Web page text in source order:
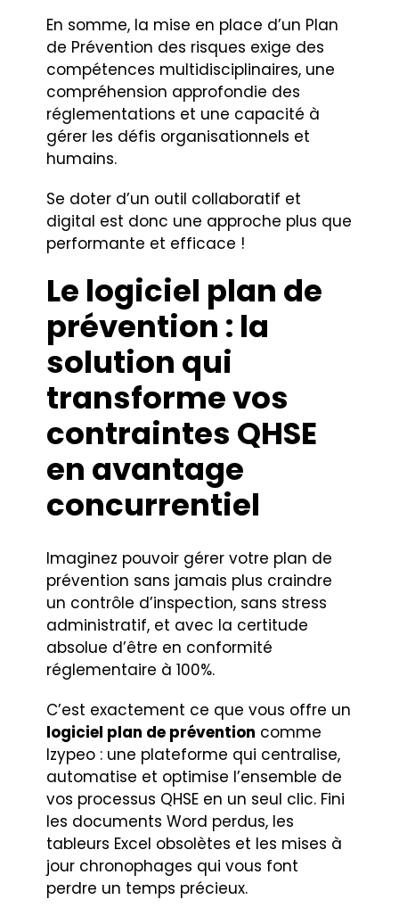
En somme, la mise en place d’un Plan
de Prévention des risques exige des
compétences multidisciplinaires, une
compréhension approfondie des
réglementations et une capacité à
gérer les défis organisationnels et
humains.
Se doter d’un outil collaboratif et
digital est donc une approche plus que
performante et efficace !
Le logiciel plan de
prévention : la
solution qui
transforme vos
contraintes QHSE
en avantage
concurrentiel
Imaginez pouvoir gérer votre plan de
prévention sans jamais plus craindre
un contrôle d’inspection, sans stress
administratif, et avec la certitude
absolue d’être en conformité
réglementaire à 100%.
C’est exactement ce que vous offre un
logiciel plan de prévention comme
Izypeo : une plateforme qui centralise,
automatise et optimise l’ensemble de
vos processus QHSE en un seul clic. Fini
les documents Word perdus, les
tableurs Excel obsolètes et les mises à
jour chronophages qui vous font
perdre un temps précieux.